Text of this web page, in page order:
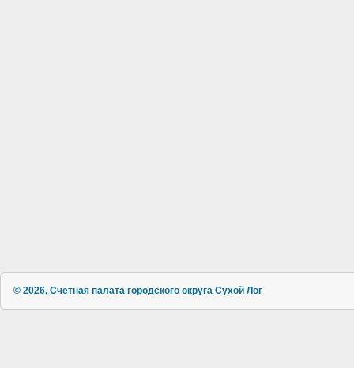
© 2026, Счетная палата городского округа Сухой Лог